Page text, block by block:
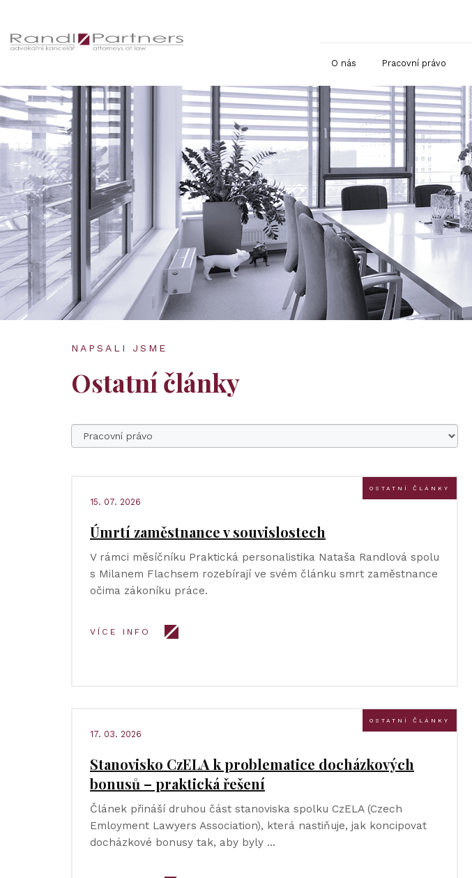
O nás Pracovní právo
NAPSALI JSME
Ostatní články
OSTATNÍ ČLÁNKY
15. 07. 2026
Úmrtí zaměstnance v souvislostech
V rámci měsíčníku Praktická personalistika Nataša Randlová spolu
s Milanem Flachsem rozebírají ve svém článku smrt zaměstnance
očima zákoníku práce.
VÍCE INFO
OSTATNÍ ČLÁNKY
17. 03. 2026
Stanovisko CzELA k problematice docházkových
bonusů – praktická řešení
Článek přináší druhou část stanoviska spolku CzELA (Czech
Emloyment Lawyers Association), která nastiňuje, jak koncipovat
docházkové bonusy tak, aby byly …